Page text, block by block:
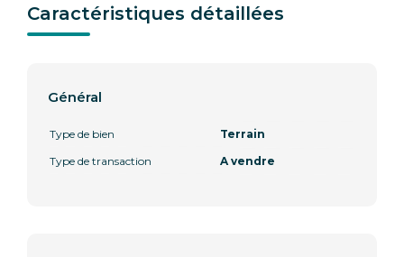
Caractéristiques détaillées
Général
Type de bien
Terrain
Type de transaction
A vendre